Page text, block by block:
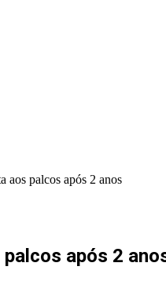
aos palcos após 2 anos
após 2